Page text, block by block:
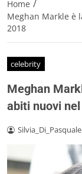
Home /
Meghan Markle è
2018
celebrity
Meghan
abiti nuovi
Silvia_Di_Pasquale